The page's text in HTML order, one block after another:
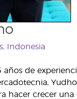
Indonesia
años de
hacer crecer una